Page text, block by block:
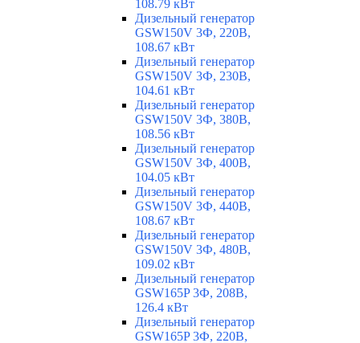
108.79 кВт
Дизельный генератор
GSW150V 3Ф, 220В,
108.67 кВт
Дизельный генератор
GSW150V 3Ф, 230В,
104.61 кВт
Дизельный генератор
GSW150V 3Ф, 380В,
108.56 кВт
Дизельный генератор
GSW150V 3Ф, 400В,
104.05 кВт
Дизельный генератор
GSW150V 3Ф, 440В,
108.67 кВт
Дизельный генератор
GSW150V 3Ф, 480В,
109.02 кВт
Дизельный генератор
GSW165P 3Ф, 208В,
126.4 кВт
Дизельный генератор
GSW165P 3Ф, 220В,